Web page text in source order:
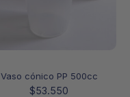
Vaso cónico PP 500cc
$53.550